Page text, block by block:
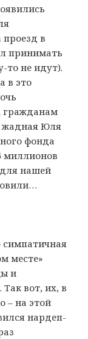
в
принимать
то не идут).
в это
гражданам
жадная Юля
фонда
миллионов
для нашей
симпатичная
месте»
и
вот, их, в
– на этой
нардеп-